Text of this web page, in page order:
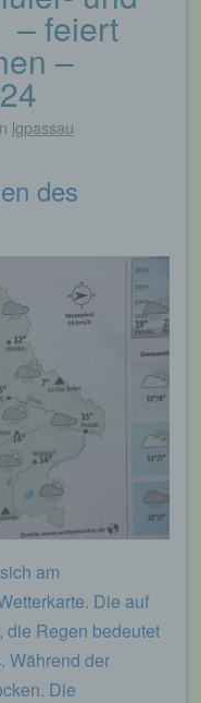
– feiert
–
lgpassau
des
am
Die auf
die Regen bedeutet
Während der
Die